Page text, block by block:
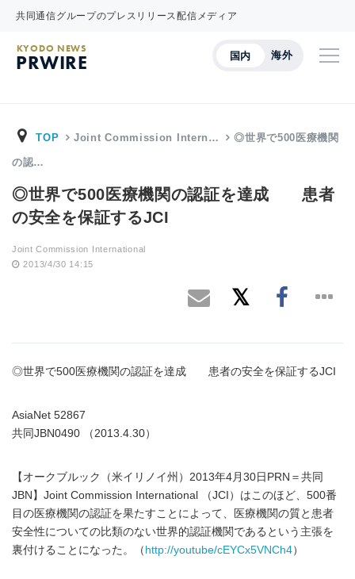
共同通信グループのプレスリリース配信メディア
国内 海外
KYODO NEWS
PRWIRE
TOP Joint Commission Intern… ◎世界で500医療機関
の認…
◎世界で500医療機関の認証を達成 患者
の安全を保証するJCI
Joint Commission International
2013/4/30 14:15
◎世界で500医療機関の認証を達成 患者の安全を保証するJCI
AsiaNet 52867
共同JBN0490 （2013.4.30）
【オークブルック（米イリノイ州）2013年4月30日PRN＝共同
JBN】Joint Commission International （JCI）はこのほど、500番
目の医療機関の認証を果たすことによって、医療機関の質と患者
安全性についての比類のない世界的認証機関であるという主張を
裏付けることになった。（ http://youtube/cEYCx5VNCh4）